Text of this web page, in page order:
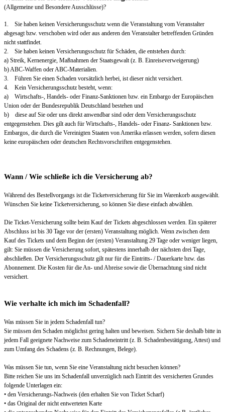
(Allgemeine und Besondere Ausschlüsse)?
1. Sie haben keinen Versicherungsschutz wenn die Veranstaltung vom Veranstalter
abgesagt bzw. verschoben wird oder aus anderen den Veranstalter betreffenden Gründen
nicht stattfindet.
2. Sie haben keinen Versicherungsschutz für Schäden, die entstehen durch:
a) Streik, Kernenergie, Maßnahmen der Staatsgewalt (z. B. Einreiseverweigerung)
b) ABC-Waffen oder ABC-Materialien.
3. Führen Sie einen Schaden vorsätzlich herbei, ist dieser nicht versichert.
4. Kein Versicherungsschutz besteht, wenn:
a) Wirtschafts-, Handels- oder Finanz-Sanktionen bzw. ein Embargo der Europäischen
Union oder der Bundesrepublik Deutschland bestehen und
b) diese auf Sie oder uns direkt anwendbar sind oder dem Versicherungsschutz
entgegenstehen. Dies gilt auch für Wirtschafts-, Handels- oder Finanz- Sanktionen bzw.
Embargos, die durch die Vereinigten Staaten von Amerika erlassen werden, sofern diesen
keine europäischen oder deutschen Rechtsvorschriften entgegenstehen.
Wann / Wie schließe ich die Versicherung ab?
Während des Bestellvorgangs ist die Ticketversicherung für Sie im Warenkorb ausgewählt.
Wünschen Sie keine Ticketversicherung, so können Sie diese einfach abwählen.
Die Ticket-Versicherung sollte beim Kauf der Tickets abgeschlossen werden. Ein späterer
Abschluss ist bis 30 Tage vor der (ersten) Veranstaltung möglich. Wenn zwischen dem
Kauf des Tickets und dem Beginn der (ersten) Veranstaltung 29 Tage oder weniger liegen,
gilt: Sie müssen die Versicherung sofort, spätestens innerhalb der nächsten drei Tage,
abschließen. Der Versicherungsschutz gilt nur für die Eintritts- / Dauerkarte bzw. das
Abonnement. Die Kosten für die An- und Abreise sowie die Übernachtung sind nicht
versichert.
Wie verhalte ich mich im Schadenfall?
Was müssen Sie in jedem Schadenfall tun?
Sie müssen den Schaden möglichst gering halten und beweisen. Sichern Sie deshalb bitte in
jedem Fall geeignete Nachweise zum Schadeneintritt (z. B. Schadenbestätigung, Attest) und
zum Umfang des Schadens (z. B. Rechnungen, Belege).
Was müssen Sie tun, wenn Sie eine Veranstaltung nicht besuchen können?
Bitte reichen Sie uns im Schadenfall unverzüglich nach Eintritt des versicherten Grundes
folgende Unterlagen ein:
• den Versicherungs-Nachweis (den erhalten Sie von Ticket Scharf)
• das Original der nicht entwerteten Karte